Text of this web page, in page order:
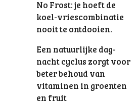
No Frost: je hoeft de
koel-vriescombinatie
nooit te ontdooien.
Een natuurlijke dag-
nacht cyclus zorgt voor
beter behoud van
vitaminen in groenten
en fruit